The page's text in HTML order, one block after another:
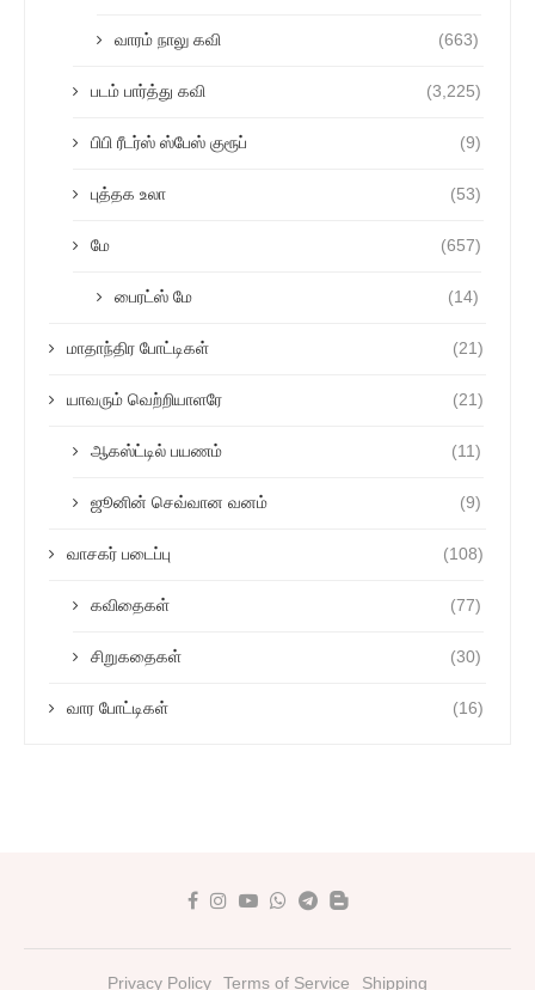
வாரம் நாலு கவி (663)
படம் பார்த்து கவி (3,225)
பிபி ரீடர்ஸ் ஸ்பேஸ் குரூப் (9)
புத்தக உலா (53)
மே (657)
பைரட்ஸ் மே (14)
மாதாந்திர போட்டிகள் (21)
யாவரும் வெற்றியாளரே (21)
ஆகஸ்ட்டில் பயணம் (11)
ஜூனின் செவ்வான வனம் (9)
வாசகர் படைப்பு (108)
கவிதைகள் (77)
சிறுகதைகள் (30)
வார போட்டிகள் (16)
Privacy Policy Terms of Service Shipping